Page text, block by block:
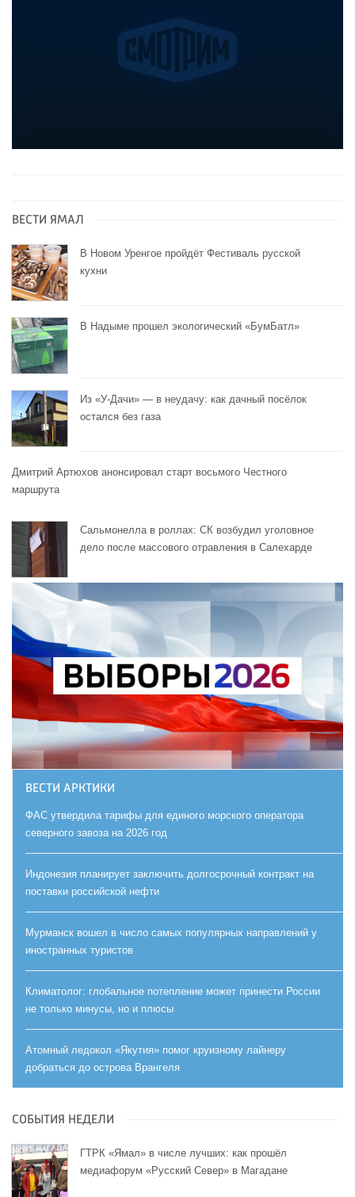
ВЕСТИ ЯМАЛ
В Новом Уренгое пройдёт Фестиваль русской
кухни
В Надыме прошел экологический «БумБатл»
Из «У-Дачи» — в неудачу: как дачный посёлок
остался без газа
Дмитрий Артюхов анонсировал старт восьмого Честного
маршрута
Сальмонелла в роллах: СК возбудил уголовное
дело после массового отравления в Салехарде
ВЕСТИ АРКТИКИ
ФАС утвердила тарифы для единого морского оператора
северного завоза на 2026 год
Индонезия планирует заключить долгосрочный контракт на
поставки российской нефти
Мурманск вошел в число самых популярных направлений у
иностранных туристов
Климатолог: глобальное потепление может принести России
не только минусы, но и плюсы
Атомный ледокол «Якутия» помог круизному лайнеру
добраться до острова Врангеля
СОБЫТИЯ НЕДЕЛИ
ГТРК «Ямал» в числе лучших: как прошёл
медиафорум «Русский Север» в Магадане